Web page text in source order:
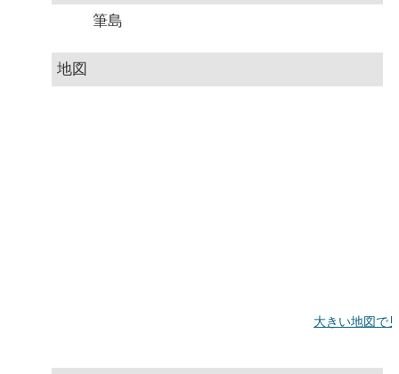
筆島
地図
大きい地図で